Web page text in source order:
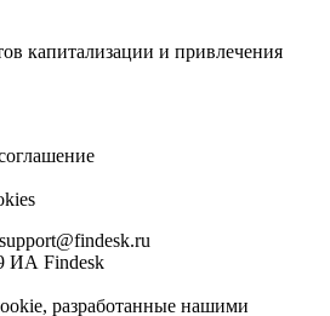
капитализации и привлечения
support@findesk.ru
ИА Findesk
разработанные нашими